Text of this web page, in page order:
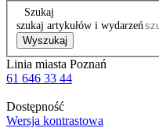
Szukaj
szukaj artykułów i wydarzeń
Wyszukaj
Linia miasta Poznań
61 646 33 44
Dostępność
Wersja kontrastowa